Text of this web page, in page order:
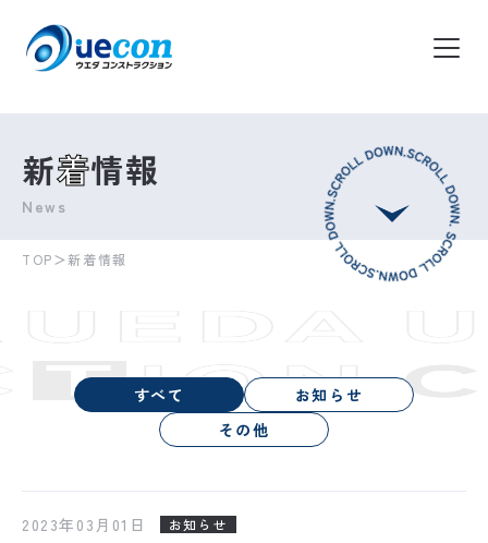
新着情報
News
TOP＞新着情報
すべて
お知らせ
その他
2023年03月01日 お知らせ